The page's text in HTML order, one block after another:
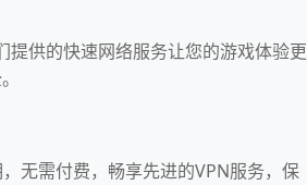
供的快速网络服务让您的游戏体验更
无需付费，畅享先进的VPN服务，保